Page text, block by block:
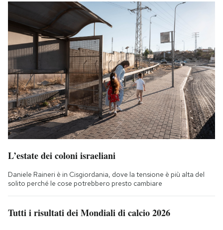
L’estate dei coloni israeliani
Daniele Raineri è in Cisgiordania, dove la tensione è più alta del
solito perché le cose potrebbero presto cambiare
Tutti i risultati dei Mondiali di calcio 2026